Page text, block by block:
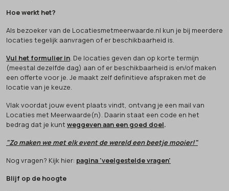
Hoe werkt het?
Als bezoeker van de Locatiesmetmeerwaarde.nl kun je bij meerdere
locaties tegelijk aanvragen of er beschikbaarheid is.
Vul het formulier in. De locaties geven dan op korte termijn
(meestal dezelfde dag) aan of er beschikbaarheid is en/of maken
een offerte voor je. Je maakt zelf definitieve afspraken met de
locatie van je keuze.
Vlak voordat jouw event plaats vindt, ontvang je een mail van
Locaties met Meerwaarde(n). Daarin staat een code en het
bedrag dat je kunt weggeven aan een goed doel.
"Zo maken we met elk event de wereld een beetje mooier!"
Nog vragen? Kijk hier: pagina 'veelgestelde vragen'
Blijf op de hoogte